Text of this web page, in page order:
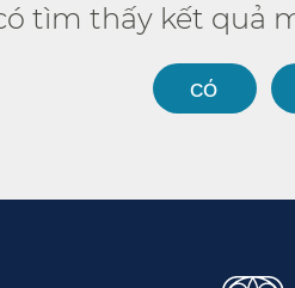
tìm thấy kết quả
CÓ​​